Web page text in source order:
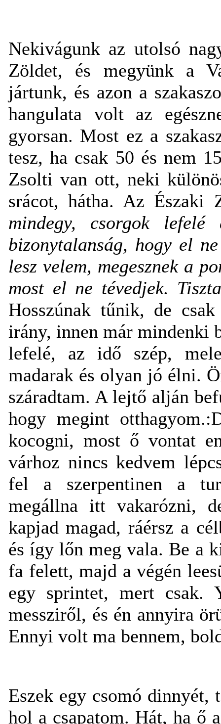
Nekivágunk az utolsó
Zöldet, és megyünk a
jártunk, és azon a
hangulata volt az
gyorsan. Most ez a
tesz, ha csak 50 és nem
Zsolti van ott, neki
srácot, hátha. Az
mindegy, csorgok
bizonytalanság, hogy el
lesz velem, megesznek a
most el ne tévedjek.
Hosszúnak tűnik, de
irány, innen már mindenki
lefelé, az idő szép,
madarak és olyan jó élni.
száradtam. A lejtő alján
hogy megint
kocogni, most ő vontat
várhoz nincs kedvem
fel a szerpentinen a
megállna itt vakarózni,
kapjad magad, ráérsz a
és így lőn meg vala. Be a
fa felett, majd a végén
egy sprintet, mert csak.
messziről, és én annyira
Ennyi volt ma bennem,
Eszek egy csomó dinnyét,
hol a csapatom. Hát, ha ő